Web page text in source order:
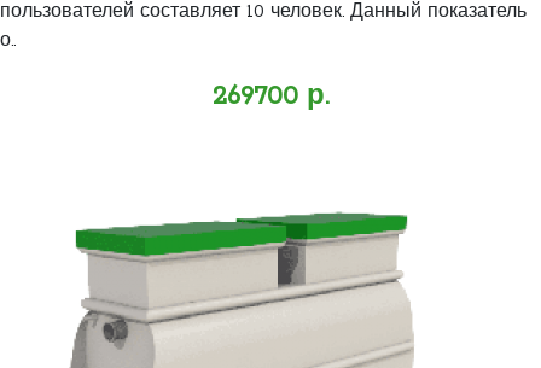
пользователей составляет 10 человек. Данный показатель
о..
269700 р.